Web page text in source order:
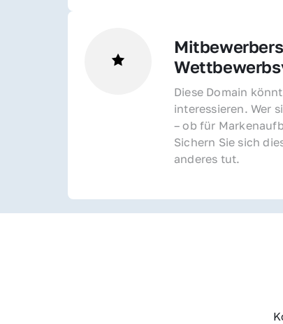
Diese Domain
interessieren. Wer
– ob für
Sichern Sie sich
anderes tut.